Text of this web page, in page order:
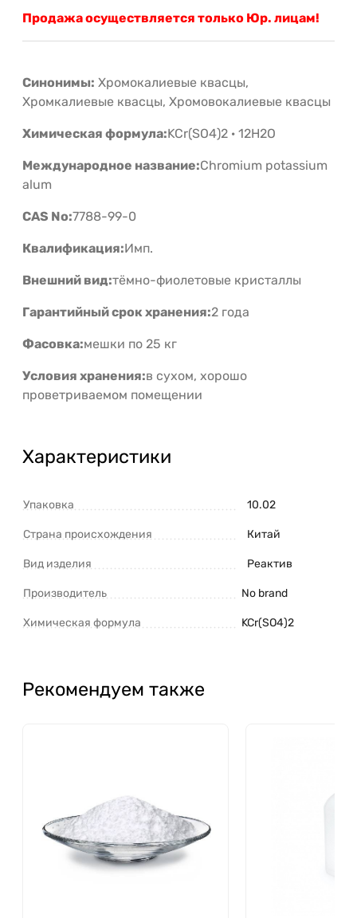
Продажа осуществляется только Юр. лицам!
Синонимы: Хромокалиевые квасцы,
Хромкалиевые квасцы, Хромовокалиевые квасцы
Химическая формула:KCr(SO4)2 · 12H2O
Международное название:Chromium potassium
alum
CAS No:7788-99-0
Квалификация:Имп.
Внешний вид:тёмно-фиолетовые кристаллы
Гарантийный срок хранения:2 года
Фасовка:мешки по 25 кг
Условия хранения:в сухом, хорошо
проветриваемом помещении
Характеристики
Упаковка 10.02
Страна происхождения Китай
Вид изделия Реактив
Производитель No brand
Химическая формула KCr(SO4)2
Рекомендуем также